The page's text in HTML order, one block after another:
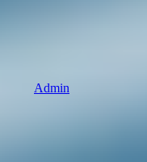
Admin